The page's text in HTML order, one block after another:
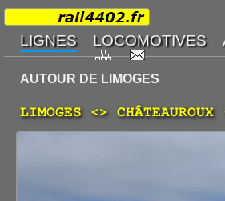
AUTOUR DE LIMOGES
LIMOGES <>